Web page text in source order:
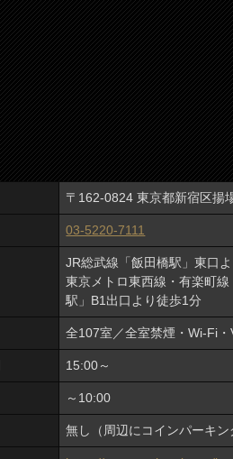
〒162-0824 東京都新宿区揚
03-5220-7111
JR総武線「飯田橋駅」東口
東京メトロ東西線・有楽町
駅」B1出口より徒歩1分
全107室／全室禁煙・Wi-Fi
15:00～
～10:00
無し（周辺にコインパーキン